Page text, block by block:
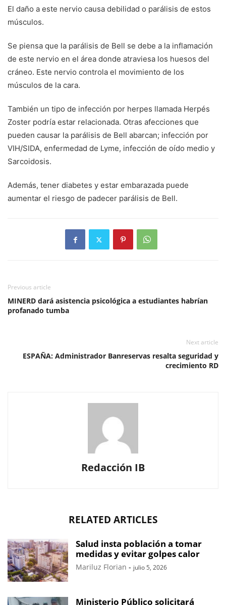
El daño a este nervio causa debilidad o parálisis de estos
músculos.
Se piensa que la parálisis de Bell se debe a la inflamación
de este nervio en el área donde atraviesa los huesos del
cráneo. Este nervio controla el movimiento de los
músculos de la cara.
También un tipo de infección por herpes llamada Herpés
Zoster podría estar relacionada. Otras afecciones que
pueden causar la parálisis de Bell abarcan; infección por
VIH/SIDA, enfermedad de Lyme, infección de oído medio y
Sarcoidosis.
Además, tener diabetes y estar embarazada puede
aumentar el riesgo de padecer parálisis de Bell.
Previous article
MINERD dará asistencia psicológica a estudiantes habrían
profanado tumba
Next article
ESPAÑA: Administrador Banreservas resalta seguridad y
crecimiento RD
Redacción IB
RELATED ARTICLES
Salud insta población a tomar
medidas y evitar golpes calor
Mariluz Florian - julio 5, 2026
Ministerio Público solicitará